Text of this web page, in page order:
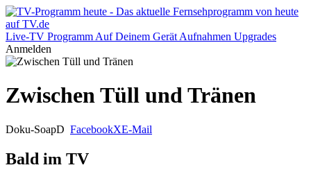
Live-TV Programm Auf Deinem Gerät Aufnahmen Upgrades
Anmelden
Zwischen Tüll und Tränen
Doku-SoapD FacebookXE-Mail
Bald im TV